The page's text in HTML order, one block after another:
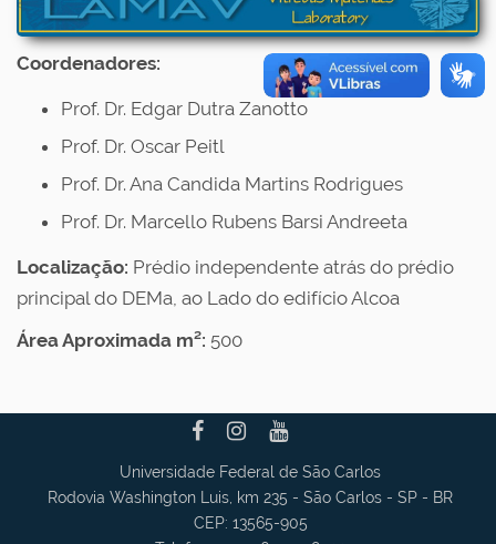
Coordenadores:
Prof. Dr. Edgar Dutra Zanotto
Prof. Dr. Oscar Peitl
Prof. Dr. Ana Candida Martins Rodrigues
Prof. Dr. Marcello Rubens Barsi Andreeta
Localização: Prédio independente atrás do prédio
principal do DEMa, ao Lado do edifício Alcoa
Área Aproximada m²: 500
Universidade Federal de São Carlos
Rodovia Washington Luis, km 235 - São Carlos - SP - BR
CEP: 13565-905